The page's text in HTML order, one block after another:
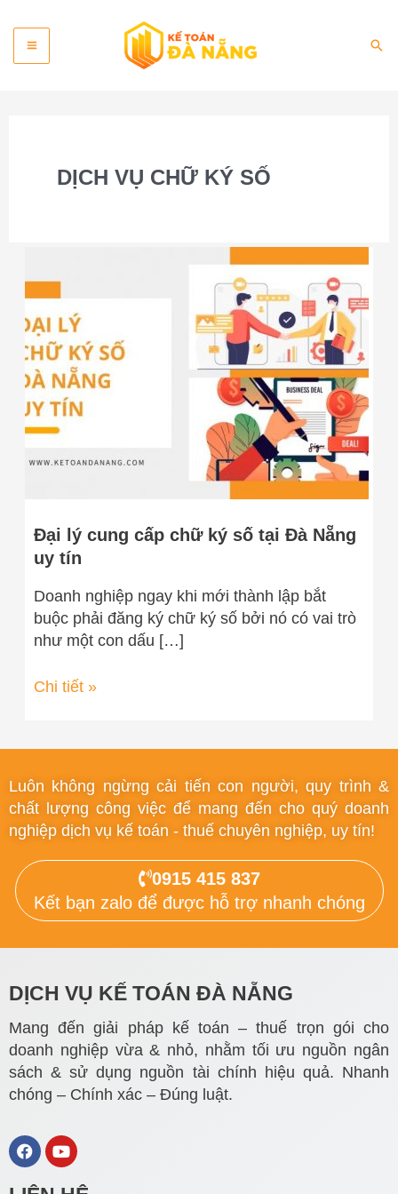
content
Main
Menu
DỊCH VỤ CHỮ KÝ SỐ
Đại lý cung cấp chữ ký số tại Đà Nẵng
uy tín
Doanh nghiệp ngay khi mới thành lập bắt
buộc phải đăng ký chữ ký số bởi nó có vai trò
như một con dấu […]
lý
cung
cấp
chữ
ký
số
tại
Đà
Nẵng
Chi tiết »
Luôn không ngừng cải tiến con người, quy trình &
chất lượng công việc để mang đến cho quý doanh
nghiệp dịch vụ kế toán - thuế chuyên nghiệp, uy tín!
0915 415 837
Kết bạn zalo để được hỗ trợ nhanh chóng
DỊCH VỤ KẾ TOÁN ĐÀ NẴNG
Mang đến giải pháp kế toán – thuế trọn gói cho
doanh nghiệp vừa & nhỏ, nhằm tối ưu nguồn ngân
sách & sử dụng nguồn tài chính hiệu quả. Nhanh
chóng – Chính xác – Đúng luật.
F
a
e
Y
o
t